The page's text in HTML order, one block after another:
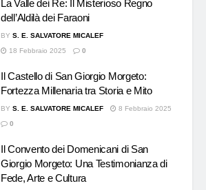
La Valle dei Re: Il Misterioso Regno
dell’Aldilà dei Faraoni
BY S. E. SALVATORE MICALEF
18 Febbraio 2025
0
Il Castello di San Giorgio Morgeto:
Fortezza Millenaria tra Storia e Mito
BY S. E. SALVATORE MICALEF
8 Febbraio 2025
0
Il Convento dei Domenicani di San
Giorgio Morgeto: Una Testimonianza di
Fede, Arte e Cultura